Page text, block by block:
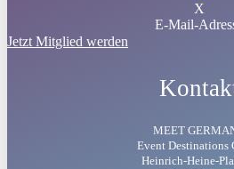
X
E-Mail-
Jetzt Mitglied werden
MEET
Event Destinations
Heinrich-Heine-